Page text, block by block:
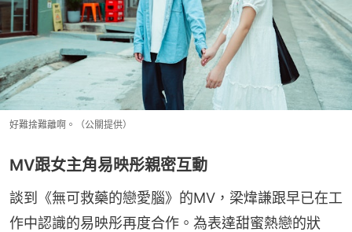
好難捨難離啊。（公關提供）
MV跟女主角易映彤親密互動
談到《無可救藥的戀愛腦》的MV，梁煒謙跟早已在工
作中認識的易映彤再度合作。為表達甜蜜熱戀的狀